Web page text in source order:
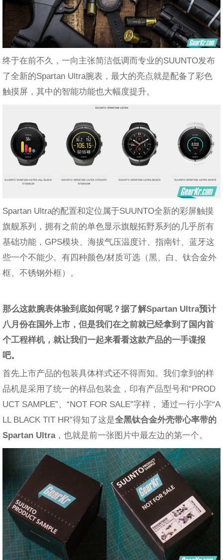
终于在前不久，一向主张简洁低调而专业的SUUNTO发布
了全新的Spartan Ultra腕表，最大的亮点就是配备了彩色
触摸屏，其中的智能功能也大幅度提升。
Spartan Ultra的配置和定位属于SUUNTO全新的彩屏触摸
旗舰系列，拥有之前的单色显示旗舰拓野系列的几乎所有
基础功能，GPS模块、海拔气压温度计、指南针、蓝牙这
些一个不能少。有四种颜色/材质可选（黑、白、钛合金外
框、不锈钢外框）。
那么这款腕表体验到底如何呢？据了解Spartan Ultra预计
八月份在国外上市，但是我们在之前就已经拿到了国内首
个工程样机，就让我们一起来看看这款产品的一手谍报
吧。
首先上市产品的包装具体样式还不得而知。我们拿到的样
品机是采用了统一的样品包装盒，印有产品型号和“PROD
UCT SAMPLE”、“NOT FOR SALE”字样， 通过一行小字“A
LL BLACK TIT HR”得知了这是全黑钛合金外壳带心率带的
Spartan Ultra，也就是前一张图片中最左边的第一个。